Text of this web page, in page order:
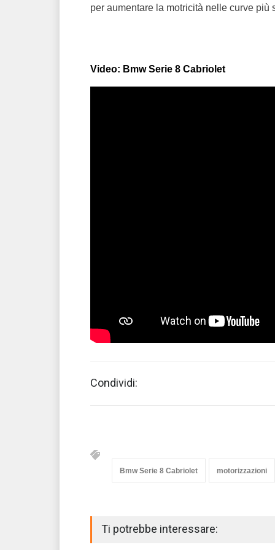
per aumentare la motricità nelle curve più
Video: Bmw Serie 8 Cabriolet
Condividi:
Bmw Serie 8 Cabriolet motorizzazioni
Ti potrebbe interessare: